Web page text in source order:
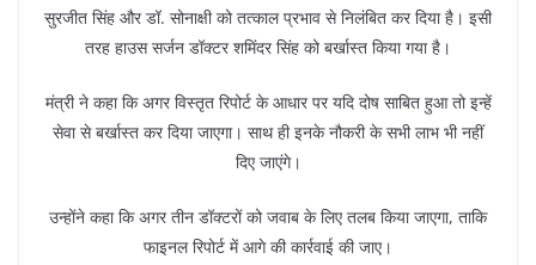
सुरजीत सिंह और डॉ. सोनाक्षी को तत्काल प्रभाव से निलंबित कर दिया है। इसी
तरह हाउस सर्जन डॉक्टर शमिंदर सिंह को बर्खास्त किया गया है।
मंत्री ने कहा कि अगर विस्तृत रिपोर्ट के आधार पर यदि दोष साबित हुआ तो इन्हें
सेवा से बर्खास्त कर दिया जाएगा। साथ ही इनके नौकरी के सभी लाभ भी नहीं
दिए जाएंगे।
उन्होंने कहा कि अगर तीन डॉक्टरों को जवाब के लिए तलब किया जाएगा, ताकि
फाइनल रिपोर्ट में आगे की कार्रवाई की जाए।